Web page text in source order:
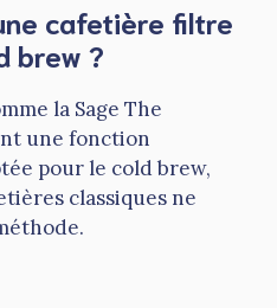
cafetière filtre
brew ?
la Sage The
une fonction
pour le cold brew,
classiques ne